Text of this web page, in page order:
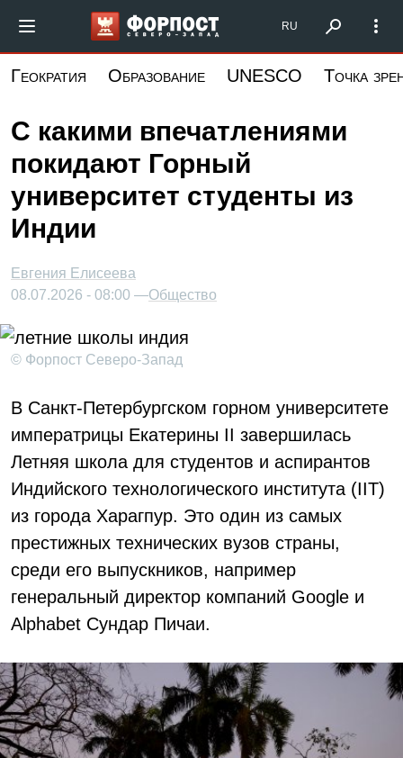
основному
Форпост Северо-Запад
RU
Геократия Образование UNESCO Точка
С какими впечатлениями
покидают Горный
университет студенты из
Индии
Евгения Елисеева
08.07.2026 - 08:00 —Общество
© Форпост Северо-Запад
В Санкт-Петербургском горном университете
императрицы Екатерины II завершилась
Летняя школа для студентов и аспирантов
Индийского технологического института (IIT)
из города Харагпур. Это один из самых
престижных технических вузов страны,
среди его выпускников, например
генеральный директор компаний Google и
Alphabet Сундар Пичаи.